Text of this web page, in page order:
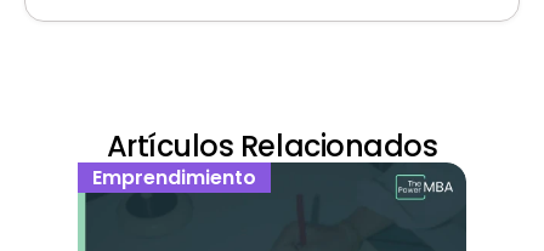
Artículos Relacionados
Emprendimiento